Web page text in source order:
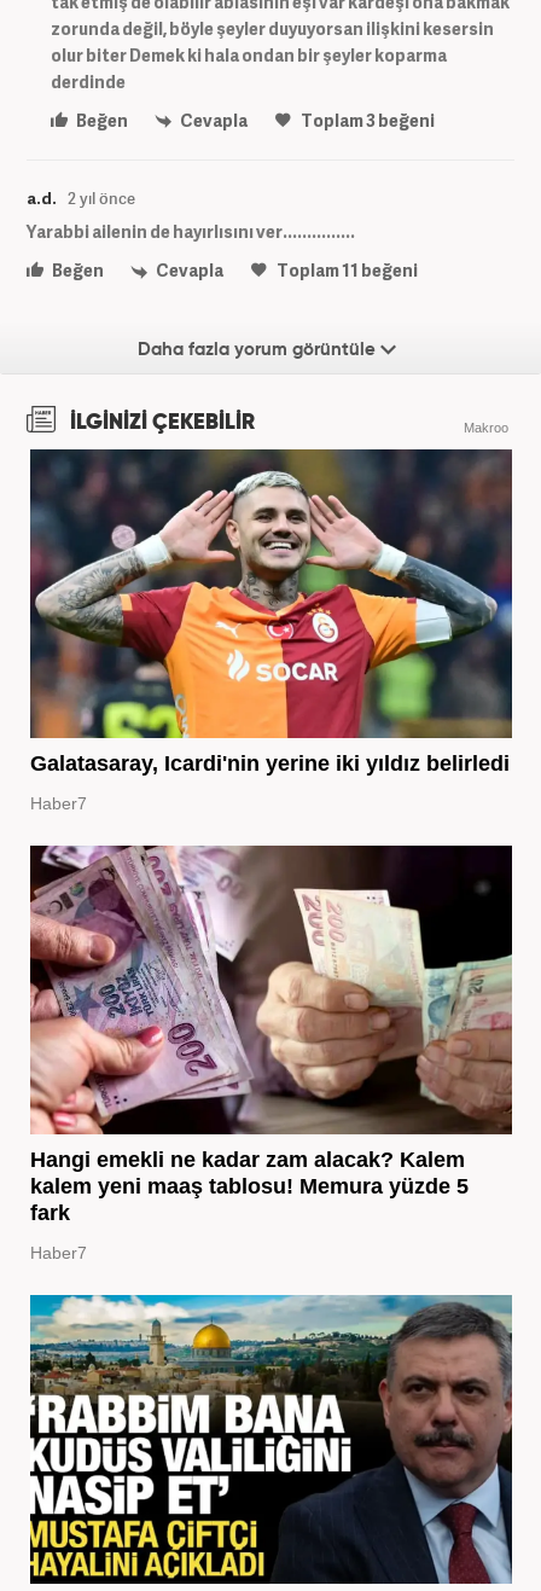
zorunda değil, böyle şeyler duyuyorsan ilişkini kesersin
olur biter Demek ki hala ondan bir şeyler koparma
derdinde
Beğen
Cevapla Toplam3beğeni
a.d. 2 yıl önce
Yarabbi ailenin de hayırlısını ver...............
Beğen
Cevapla Toplam11 beğeni
Daha fazla yorum görüntüle
İLGİNİZİ ÇEKEBİLİR Makroo
Galatasaray, Icardi'nin yerine iki yıldız belirledi
Haber7
Hangi emekli ne kadar zam alacak? Kalem
kalem yeni maaş tablosu! Memura yüzde 5
fark
Haber7